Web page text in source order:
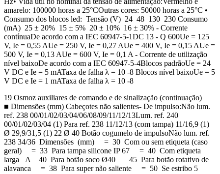
amarelo: 100000 horas a 25°COutras cores: 50000 horas a 25°C •
Consumo dos blocos led: Tensão (V) 24 48 130 230 Consumo
(mA) 25 ± 20% 15 ± 5% 20 ± 10% 16 ± 30% - Corrente
contínuaDe acordo com a IEC 60947-5-1DC 13 - Q 600Ue = 125
V, Ie = 0,55 AUe = 250 V, Ie = 0,27 AUe = 400 V, Ie = 0,15 AUe =
500 V, Ie = 0,13 AUe = 600 V, Ie = 0,1 A - Corrente de utilização
nível baixoDe acordo com a IEC 60947-5-4Blocos padrãoUe = 24
V DC e Ie = 5 mATaxa de falha λ = 10 -8 Blocos nível baixoUe = 5
V DC e Ie = 1 mATaxa de falha λ = 10 -8
19 Osmoz auxiliares de comando e de sinalização (continuação)
■ Dimensões (mm) Cabeçotes não salientes- De impulso:Não lum.
ref. 238 00/01/02/03/04/06/08/09/11/12/13Lum. ref. 240
00/01/02/03/04 (1) Para ref. 238 11/12/13 (com tampa) 11/16,9 (1)
Ø 29,9/31,5 (1) 22 Ø 40 Botão cogumelo de impulsoNão lum. ref.
238 34/36 Dimensões (mm) = 30 Com ou sem etiqueta (caso
geral) = 33 Para tampa silicone IP 67 = 40 Com etiqueta
larga A 40 Para botão soco Ø40 45 Para botão rotativo de
alavanca = 38 Para super não saliente = 50 Se estribo 5